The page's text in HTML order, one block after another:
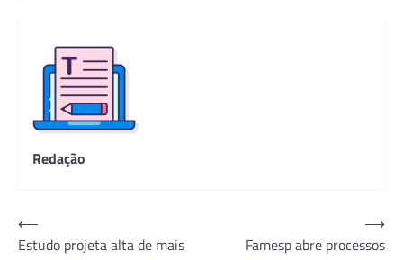
Redação
Navegação
de
⟵
Estudo projeta alta de mais
Famesp abre processos
⟶